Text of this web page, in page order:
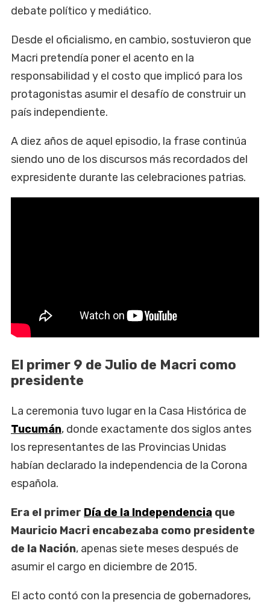
debate político y mediático.
Desde el oficialismo, en cambio, sostuvieron que
Macri pretendía poner el acento en la
responsabilidad y el costo que implicó para los
protagonistas asumir el desafío de construir un
país independiente.
A diez años de aquel episodio, la frase continúa
siendo uno de los discursos más recordados del
expresidente durante las celebraciones patrias.
El primer 9 de Julio de Macri como
presidente
La ceremonia tuvo lugar en la Casa Histórica de
Tucumán, donde exactamente dos siglos antes
los representantes de las Provincias Unidas
habían declarado la independencia de la Corona
española.
Era el primer Día de la Independencia que
Mauricio Macri encabezaba como presidente
de la Nación, apenas siete meses después de
asumir el cargo en diciembre de 2015.
El acto contó con la presencia de gobernadores,